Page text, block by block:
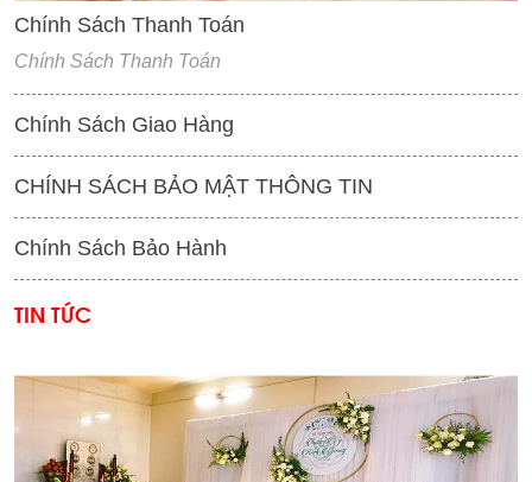
Chính Sách Thanh Toán
Chính Sách Thanh Toán
Chính Sách Giao Hàng
CHÍNH SÁCH BẢO MẬT THÔNG TIN
Chính Sách Bảo Hành
TIN TỨC